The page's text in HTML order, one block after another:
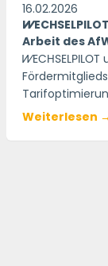
16.02.2026
WECHSELPILOT
Arbeit des
WECHSELPILOT
Wechselservice,
Weiterlesen →